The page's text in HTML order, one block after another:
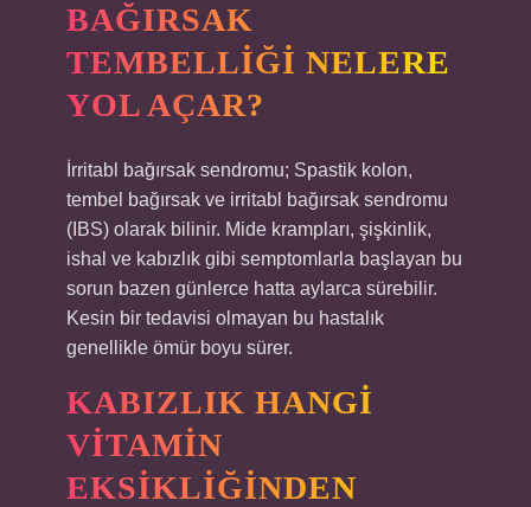
BAĞIRSAK
TEMBELLIĞI NELERE
YOL AÇAR?
İrritabl bağırsak sendromu; Spastik kolon,
tembel bağırsak ve irritabl bağırsak sendromu
(IBS) olarak bilinir. Mide krampları, şişkinlik,
ishal ve kabızlık gibi semptomlarla başlayan bu
sorun bazen günlerce hatta aylarca sürebilir.
Kesin bir tedavisi olmayan bu hastalık
genellikle ömür boyu sürer.
KABIZLIK HANGI
VITAMIN
EKSIKLIĞINDEN